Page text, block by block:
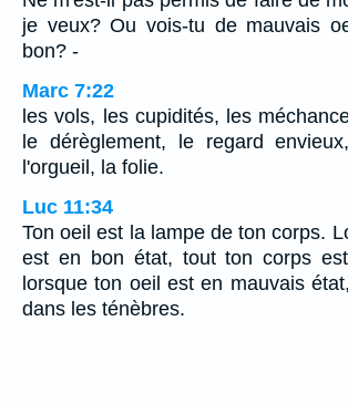
je veux? Ou vois-tu de mauvais
bon? -
Marc 7:22
les vols, les cupidités, les
le dérèglement, le regard
l'orgueil, la folie.
Luc 11:34
Ton oeil est la lampe de ton corps.
est en bon état, tout ton corps
lorsque ton oeil est en mauvais
dans les ténèbres.